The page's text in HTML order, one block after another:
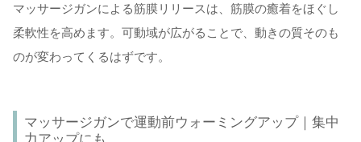
マッサージガンによる筋膜リリースは、筋膜の癒着をほぐし
柔軟性を高めます。可動域が広がることで、動きの質そのも
のが変わってくるはずです。
マッサージガンで運動前ウォーミングアップ｜集中
力アップにも